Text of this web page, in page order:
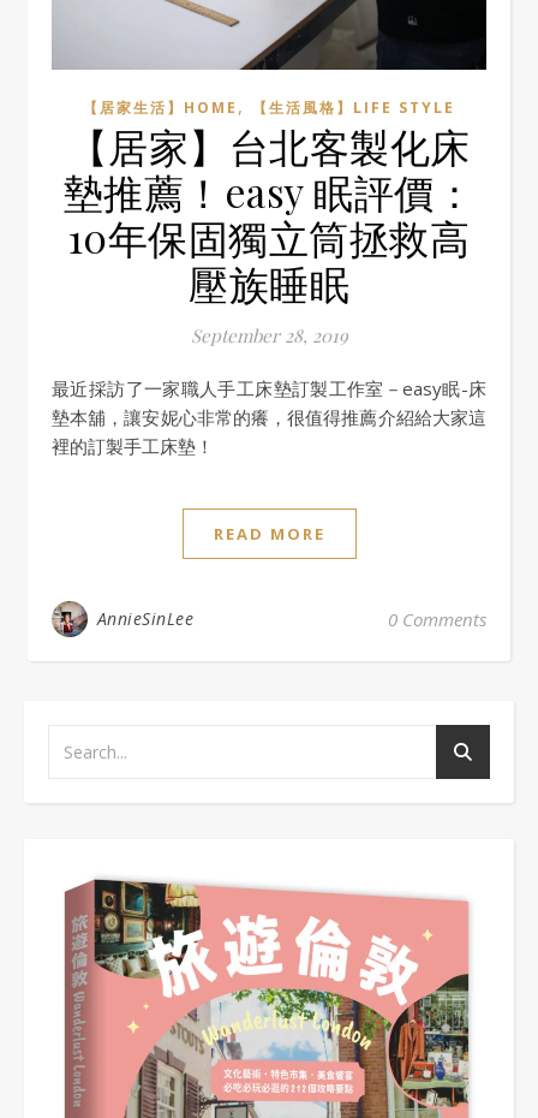
【居家生活】HOME , 【生活風格】LIFE STYLE
【居家】台北客製化床
墊推薦！easy 眠評價：
10年保固獨立筒拯救高
壓族睡眠
September 28, 2019
最近採訪了一家職人手工床墊訂製工作室－easy眠-床
墊本舖，讓安妮心非常的癢，很值得推薦介紹給大家這
裡的訂製手工床墊！
READ MORE
AnnieSinLee 0 Comments